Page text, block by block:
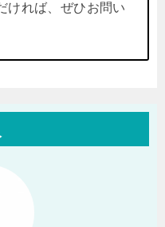
ければ、ぜひお問い